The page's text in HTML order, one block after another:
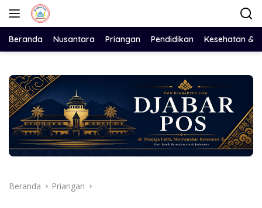
Langsung
Beranda Nusantara Priangan Pendidikan Kesehatan &
Beranda Priangan